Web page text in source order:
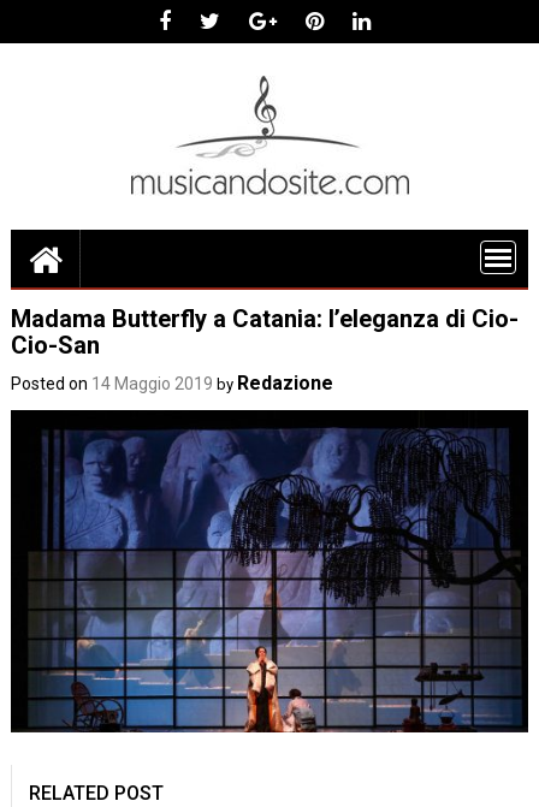
Madama Butterfly a Catania: l’eleganza di Cio-
Cio-San
Posted on 14 Maggio 2019 by Redazione
RELATED POST